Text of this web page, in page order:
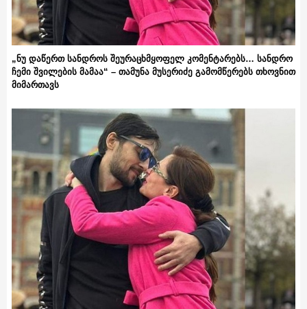
„ნუ დაწერთ სანდროს შეურაცხმყოფელ კომენტარებს… სანდრო
ჩემი შვილების მამაა“ – თამუნა მუსერიძე გამომწერებს თხოვნით
მიმართავს